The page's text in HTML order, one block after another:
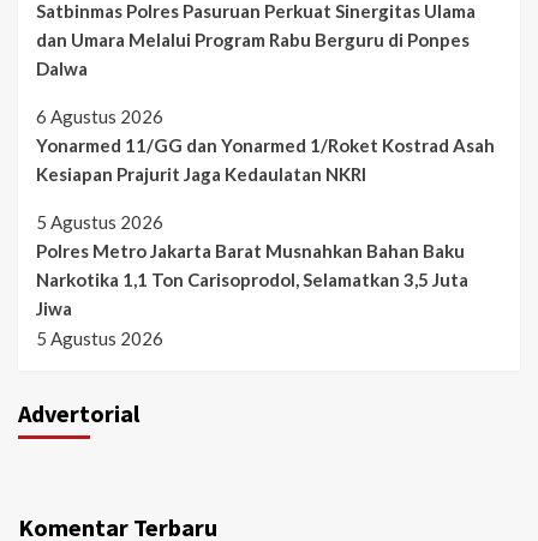
Satbinmas Polres Pasuruan Perkuat Sinergitas Ulama
dan Umara Melalui Program Rabu Berguru di Ponpes
Dalwa
6 Agustus 2026
Yonarmed 11/GG dan Yonarmed 1/Roket Kostrad Asah
Kesiapan Prajurit Jaga Kedaulatan NKRI
5 Agustus 2026
Polres Metro Jakarta Barat Musnahkan Bahan Baku
Narkotika 1,1 Ton Carisoprodol, Selamatkan 3,5 Juta
Jiwa
5 Agustus 2026
Advertorial
Komentar Terbaru